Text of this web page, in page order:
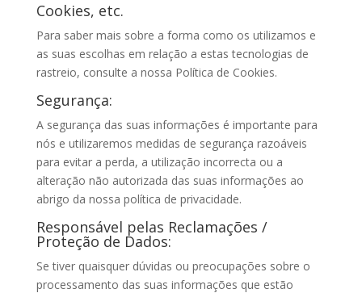
Cookies, etc.
Para saber mais sobre a forma como os utilizamos e
as suas escolhas em relação a estas tecnologias de
rastreio, consulte a nossa Política de Cookies.
Segurança:
A segurança das suas informações é importante para
nós e utilizaremos medidas de segurança razoáveis
para evitar a perda, a utilização incorrecta ou a
alteração não autorizada das suas informações ao
abrigo da nossa política de privacidade.
Responsável pelas Reclamações /
Proteção de Dados:
Se tiver quaisquer dúvidas ou preocupações sobre o
processamento das suas informações que estão